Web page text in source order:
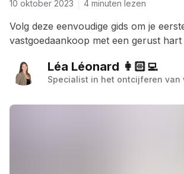
10 oktober 2023 4 minuten lezen
Volg deze eenvoudige gids om je
vastgoedaankoop met een gerust
Léa Léonard 👩🏻‍💻
Specialist in het ontcijferen van